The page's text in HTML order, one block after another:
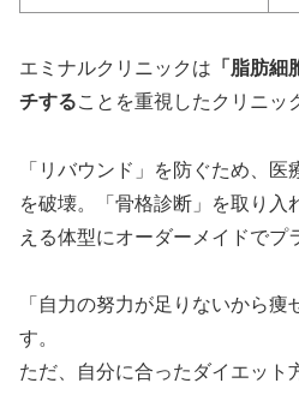
エミナルクリニックは 「脂肪
チすることを重視したクリニッ
「リバウンド」を防ぐため、
を破壊。「骨格診断」を取り入
える体型にオーダーメイドでプ
「自力の努力が足りないから
す。
ただ、自分に合ったダイエット